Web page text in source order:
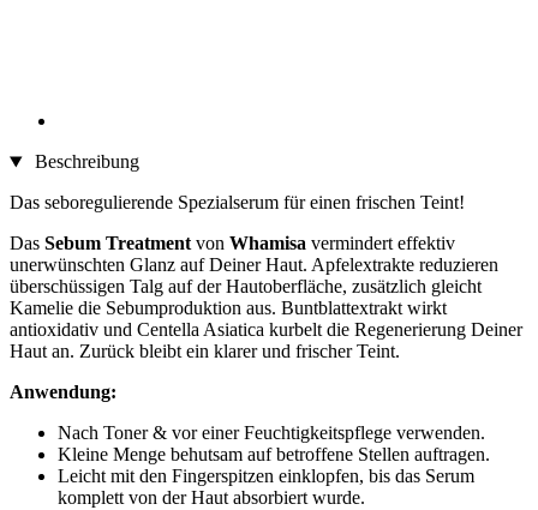
Beschreibung
Das seboregulierende Spezialserum für einen frischen Teint!
Das Sebum Treatment von Whamisa vermindert effektiv
unerwünschten Glanz auf Deiner Haut. Apfelextrakte reduzieren
überschüssigen Talg auf der Hautoberfläche, zusätzlich gleicht
Kamelie die Sebumproduktion aus. Buntblattextrakt wirkt
antioxidativ und Centella Asiatica kurbelt die Regenerierung Deiner
Haut an. Zurück bleibt ein klarer und frischer Teint.
Anwendung:
Nach Toner & vor einer Feuchtigkeitspflege verwenden.
Kleine Menge behutsam auf betroffene Stellen auftragen.
Leicht mit den Fingerspitzen einklopfen, bis das Serum
komplett von der Haut absorbiert wurde.